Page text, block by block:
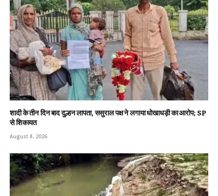
शादी के तीन दिन बाद दुल्हन लापता, ससुराल पक्ष ने लगाया धोखाधड़ी का आरोप; SP
से शिकायत
August 8, 2026